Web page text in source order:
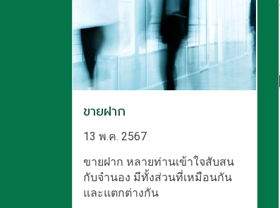
ขายฝาก
13 พ.ค. 2567
ขายฝาก หลายท่านเข้าใจสับสน
กับจำนอง มีทั้งส่วนที่เหมือนกัน
และแตกต่างกัน